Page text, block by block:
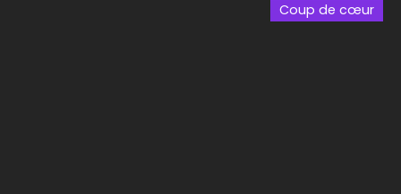
Coup de cœur